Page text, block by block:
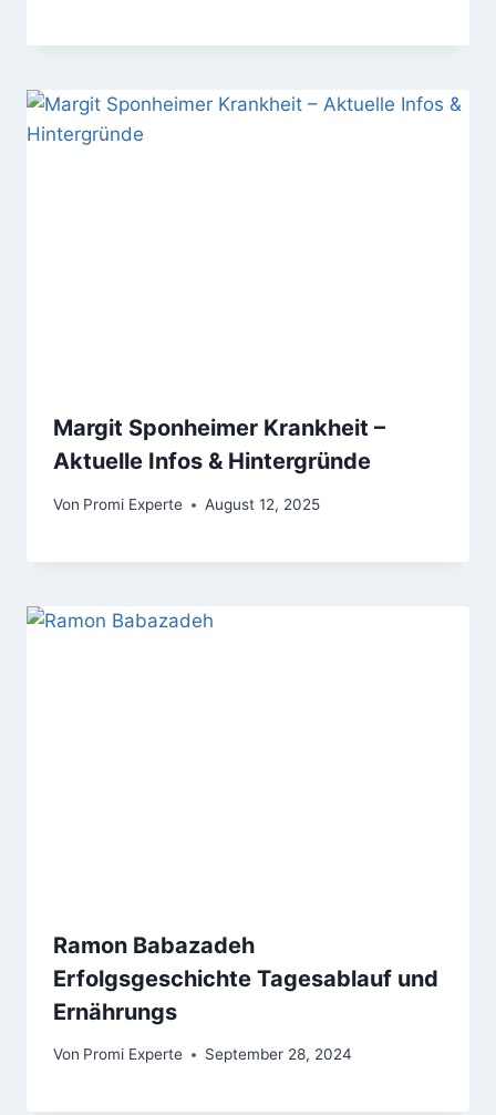
Margit Sponheimer Krankheit –
Aktuelle Infos & Hintergründe
Von Promi Experte August 12, 2025
Ramon Babazadeh
Erfolgsgeschichte Tagesablauf und
Ernährungs
Von Promi Experte September 28, 2024